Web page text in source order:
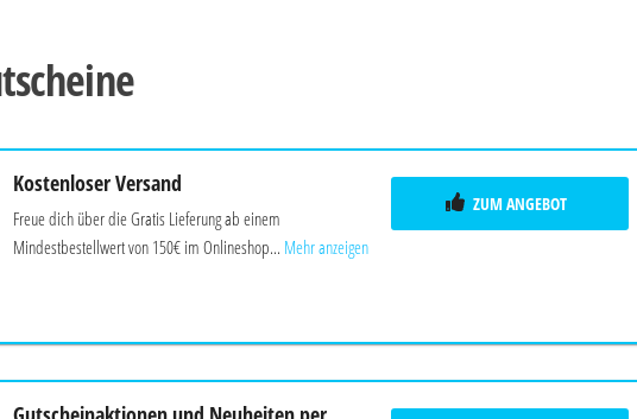
Kostenloser Versand
Freue dich über die Gratis Lieferung ab einem
Mindestbestellwert von 150€ im Onlineshop... Mehr anzeigen
ZUM ANGEBOT